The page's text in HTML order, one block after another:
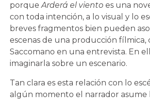
porqueArderá el viento es una
con toda intención, a lo visual y lo
breves fragmentos bien pueden
escenas de una producción fílmica,
Saccomano en una entrevista. En
imaginarla sobre un escenario.
Tan clara es esta relación con lo
algún momento el narrador asume